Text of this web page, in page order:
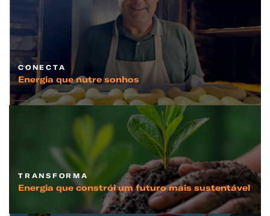
CONECTA
Energia que nutre sonhos
TRANSFORMA
Energia que constrói um futuro mais sustentável